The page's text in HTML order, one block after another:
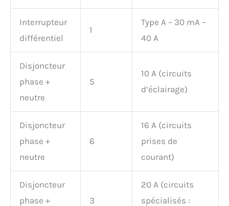
Interrupteur
différentiel
1
Type A – 30 mA –
40 A
Disjoncteur
phase +
neutre
5
10 A (circuits
d’éclairage)
Disjoncteur
phase +
neutre
6
16 A (circuits
prises de
courant)
Disjoncteur
phase +
3
20 A (circuits
spécialisés :